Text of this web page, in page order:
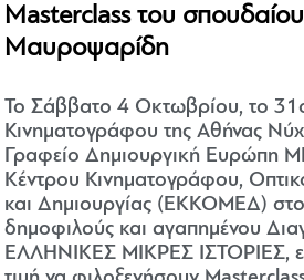
Masterclass του
Μαυροψαρίδη
Το Σάββατο 4 Οκτωβρίου, το
Κινηματογράφου της Αθήνας
Γραφείο Δημιουργική Ευρώπη
Κέντρου Κινηματογράφου,
και Δημιουργίας (ΕΚΚΟΜΕΔ) στο
δημοφιλούς και αγαπημένου
ΕΛΛΗΝΙΚΕΣ ΜΙΚΡΕΣ ΙΣΤΟΡΙΕΣ,